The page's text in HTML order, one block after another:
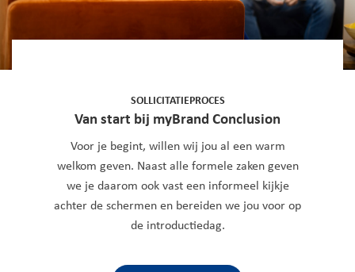
SOLLICITATIEPROCES
Van start bij myBrand Conclusion
Voor je begint, willen wij jou al een warm
welkom geven. Naast alle formele zaken geven
we je daarom ook vast een informeel kijkje
achter de schermen en bereiden we jou voor op
de introductiedag.